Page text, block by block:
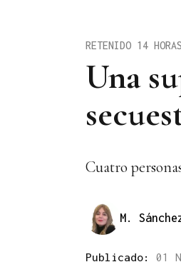
Una
RETENIDO 14 HORAS
Cuatro
M.
Publicado: 01